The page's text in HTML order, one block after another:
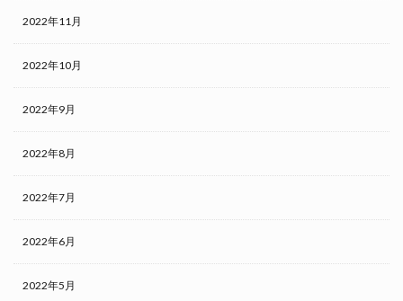
2022年11月
2022年10月
2022年9月
2022年8月
2022年7月
2022年6月
2022年5月